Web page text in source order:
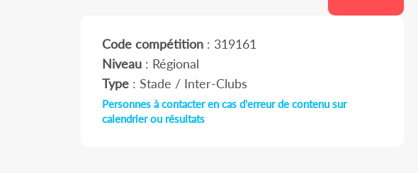
Code compétition: 319161
Niveau: Régional
Type: Stade / Inter-Clubs
Personnes à contacter en cas d'erreur de contenu sur
calendrier ou résultats